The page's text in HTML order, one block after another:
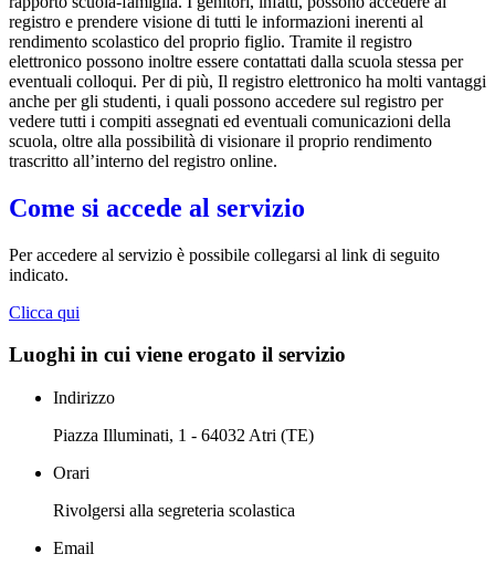
registro e prendere visione di tutti le informazioni inerenti al
rendimento scolastico del proprio figlio. Tramite il registro
elettronico possono inoltre essere contattati dalla scuola stessa per
eventuali colloqui. Per di più, Il registro elettronico ha molti vantaggi
anche per gli studenti, i quali possono accedere sul registro per
vedere tutti i compiti assegnati ed eventuali comunicazioni della
scuola, oltre alla possibilità di visionare il proprio rendimento
trascritto all’interno del registro online.
Come si accede al servizio
Per accedere al servizio è possibile collegarsi al link di seguito
indicato.
Clicca qui
Luoghi in cui viene erogato il servizio
Indirizzo
Piazza Illuminati, 1 - 64032 Atri (TE)
Orari
Rivolgersi alla segreteria scolastica
Email